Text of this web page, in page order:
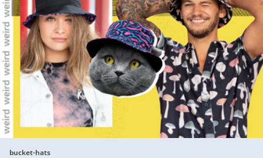
bucket-hats